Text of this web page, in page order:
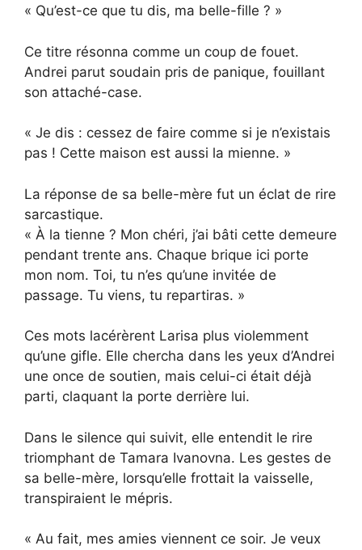
« Qu’est-ce que tu dis, ma belle-fille ? »
Ce titre résonna comme un coup de fouet.
Andrei parut soudain pris de panique, fouillant
son attaché-case.
« Je dis : cessez de faire comme si je n’existais
pas ! Cette maison est aussi la mienne. »
La réponse de sa belle-mère fut un éclat de rire
sarcastique.
« À la tienne ? Mon chéri, j’ai bâti cette demeure
pendant trente ans. Chaque brique ici porte
mon nom. Toi, tu n’es qu’une invitée de
passage. Tu viens, tu repartiras. »
Ces mots lacérèrent Larisa plus violemment
qu’une gifle. Elle chercha dans les yeux d’Andrei
une once de soutien, mais celui-ci était déjà
parti, claquant la porte derrière lui.
Dans le silence qui suivit, elle entendit le rire
triomphant de Tamara Ivanovna. Les gestes de
sa belle-mère, lorsqu’elle frottait la vaisselle,
transpiraient le mépris.
« Au fait, mes amies viennent ce soir. Je veux